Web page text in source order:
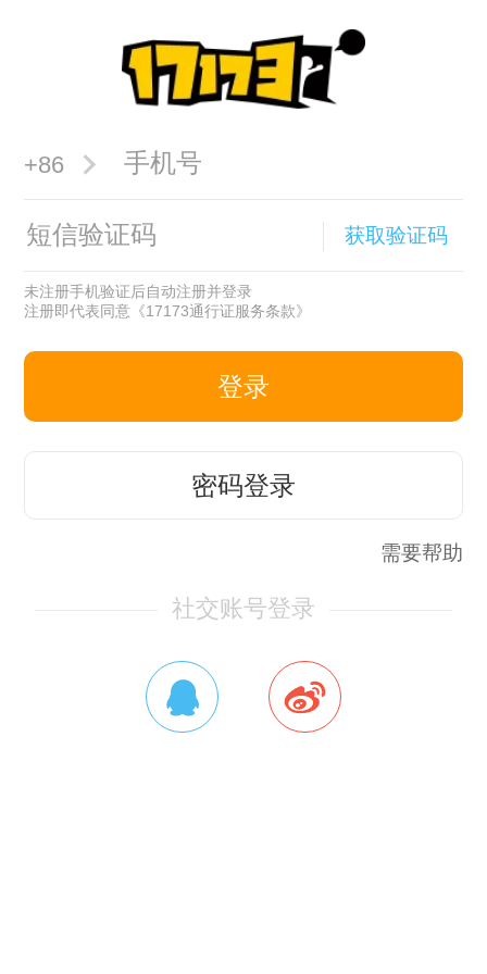
+86
获取验证码
未注册手机验证后自动注册并登录
注册即代表同意 《17173通行证服务条款》
登录
密码登录
需要帮助
社交账号登录